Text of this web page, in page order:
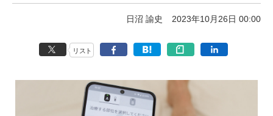
日沼 諭史 2023年10月26日 00:00
リスト